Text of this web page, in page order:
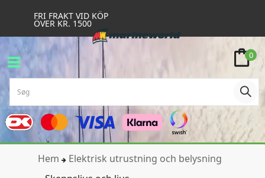
FRI FRAKT VID KÖP
ÖVER KR. 1500
0
Hem
Elektrisk utrustning och belysning